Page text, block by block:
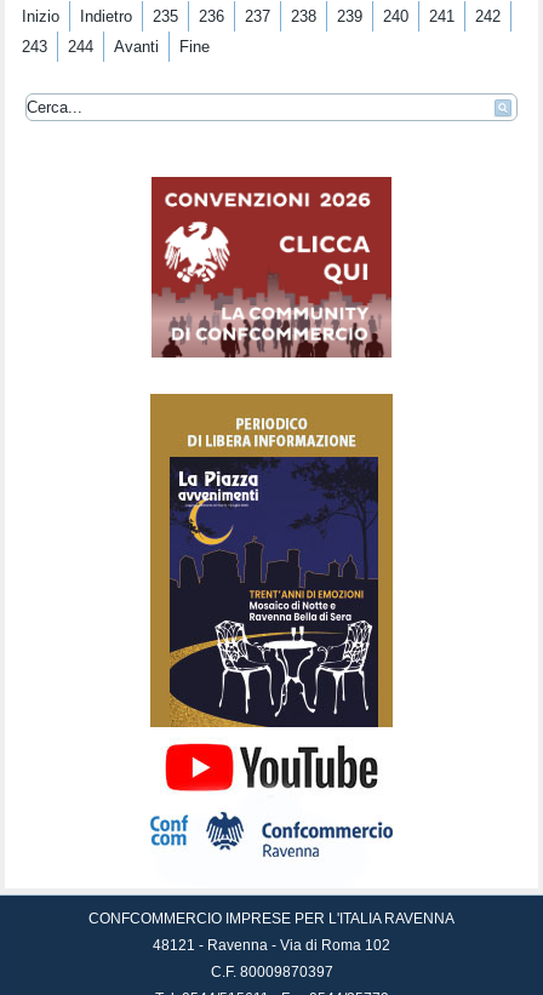
Inizio
Indietro 235 236 237 238 239 240 241
242
243
244 Avanti Fine
CONFCOMMERCIO IMPRESE PER L'ITALIA RAVENNA
48121 - Ravenna - Via di Roma 102
C.F. 80009870397